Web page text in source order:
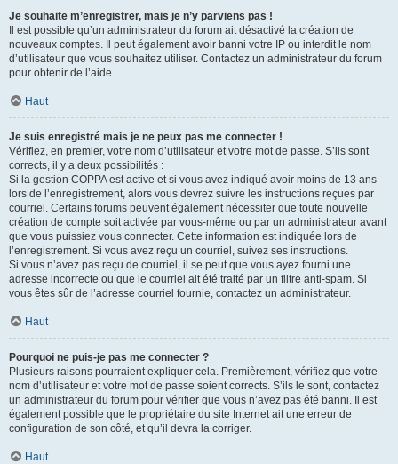
Je souhaite m’enregistrer, mais je n’y parviens pas !
Il est possible qu’un administrateur du forum ait désactivé la création de
nouveaux comptes. Il peut également avoir banni votre IP ou interdit le nom
d’utilisateur que vous souhaitez utiliser. Contactez un administrateur du forum
pour obtenir de l’aide.
Haut
Je suis enregistré mais je ne peux pas me connecter !
Vérifiez, en premier, votre nom d’utilisateur et votre mot de passe. S’ils sont
corrects, il y a deux possibilités :
Si la gestion COPPA est active et si vous avez indiqué avoir moins de 13 ans
lors de l’enregistrement, alors vous devrez suivre les instructions reçues par
courriel. Certains forums peuvent également nécessiter que toute nouvelle
création de compte soit activée par vous-même ou par un administrateur avant
que vous puissiez vous connecter. Cette information est indiquée lors de
l’enregistrement. Si vous avez reçu un courriel, suivez ses instructions.
Si vous n’avez pas reçu de courriel, il se peut que vous ayez fourni une
adresse incorrecte ou que le courriel ait été traité par un filtre anti-spam. Si
vous êtes sûr de l’adresse courriel fournie, contactez un administrateur.
Haut
Pourquoi ne puis-je pas me connecter ?
Plusieurs raisons pourraient expliquer cela. Premièrement, vérifiez que votre
nom d’utilisateur et votre mot de passe soient corrects. S’ils le sont, contactez
un administrateur du forum pour vérifier que vous n’avez pas été banni. Il est
également possible que le propriétaire du site Internet ait une erreur de
configuration de son côté, et qu’il devra la corriger.
Haut